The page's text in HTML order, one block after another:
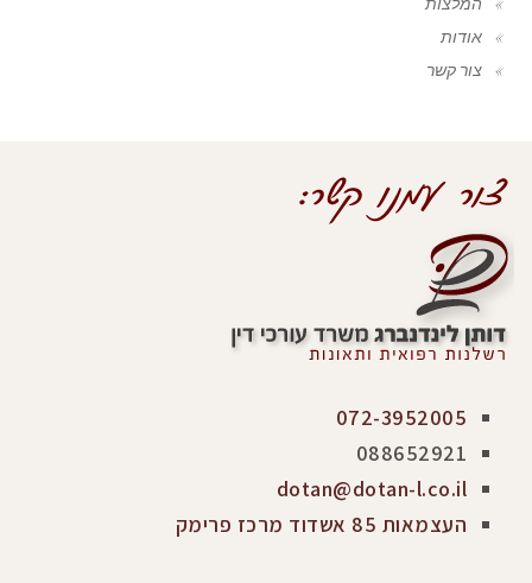
אודות
צור קשר
072-3952005
088652921
dotan@dotan-l.co.il
העצמאות 85 אשדוד מרכז פרימק